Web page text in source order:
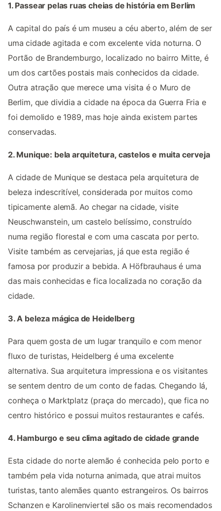
1. Passear pelas ruas cheias de história em Berlim
A capital do país é um museu a céu aberto, além de ser
uma cidade agitada e com excelente vida noturna. O
Portão de Brandemburgo, localizado no bairro Mitte, é
um dos cartões postais mais conhecidos da cidade.
Outra atração que merece uma visita é o Muro de
Berlim, que dividia a cidade na época da Guerra Fria e
foi demolido e 1989, mas hoje ainda existem partes
conservadas.
2. Munique: bela arquitetura, castelos e muita cerveja
A cidade de Munique se destaca pela arquitetura de
beleza indescritível, considerada por muitos como
tipicamente alemã. Ao chegar na cidade, visite
Neuschwanstein, um castelo belíssimo, construído
numa região florestal e com uma cascata por perto.
Visite também as cervejarias, já que esta região é
famosa por produzir a bebida. A Höfbrauhaus é uma
das mais conhecidas e fica localizada no coração da
cidade.
3. A beleza mágica de Heidelberg
Para quem gosta de um lugar tranquilo e com menor
fluxo de turistas, Heidelberg é uma excelente
alternativa. Sua arquitetura impressiona e os visitantes
se sentem dentro de um conto de fadas. Chegando lá,
conheça o Marktplatz (praça do mercado), que fica no
centro histórico e possui muitos restaurantes e cafés.
4. Hamburgo e seu clima agitado de cidade grande
Esta cidade do norte alemão é conhecida pelo porto e
também pela vida noturna animada, que atrai muitos
turistas, tanto alemães quanto estrangeiros. Os bairros
Schanzen e Karolinenviertel são os mais recomendados